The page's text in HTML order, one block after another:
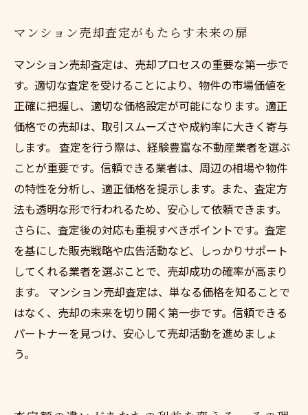
成功するマンション売却の秘訣 - お客様の声
査定後の流れ - 次のステップを明確にしよう
マンション売却査定の重要性を再確認 - あなた
の資産を守るために
マンション売却査定がもたらす未来の扉
マンション売却査定は、売却プロセスの重要な第一歩で
す。適切な査定を受けることにより、物件の市場価値を
正確に把握し、適切な価格設定が可能になります。適正
価格での売却は、取引スムーズさや成約率に大きく寄与
します。 査定を行う際は、経験豊富な不動産業者を選ぶ
ことが重要です。信頼できる業者は、周辺の相場や物件
の特性を分析し、適正価格を提示します。また、査定方
法も透明な形で行われるため、安心して依頼できます。
さらに、査定後の対応も重視すべきポイントです。査定
を基にした販売戦略や広告活動など、しっかりサポート
してくれる業者を選ぶことで、売却成功の確率が高まり
ます。 マンション売却査定は、単なる価格を知ることで
はなく、売却の未来を切り開く第一歩です。信頼できる
パートナーを見つけ、安心して売却活動を進めましょ
う。